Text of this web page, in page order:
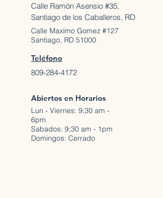
Calle Ramón Asensio #35,
Santiago de los Caballeros, RD
Calle Maximo Gomez #127
Santiago, RD 51000
Teléfono
809-284-4172
Abiertos en Horarios
Lun - Viernes: 9;30 am -
6pm
Sabados: 9;30 am - 1pm
Domingos: Cerrado